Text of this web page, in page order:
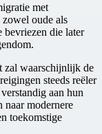
met
oude als
bevriezen die later
zal waarschijnlijk de
steeds reëler
aan hun
naar modernere
toekomstige